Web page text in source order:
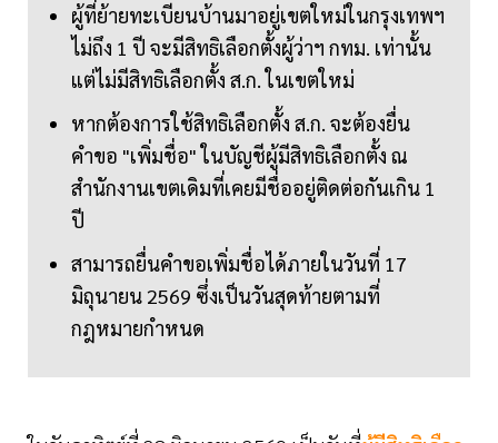
ผู้ที่ย้ายทะเบียนบ้านมาอยู่เขตใหม่ในกรุงเทพฯ
ไม่ถึง 1 ปี จะมีสิทธิเลือกตั้งผู้ว่าฯ กทม. เท่านั้น
แต่ไม่มีสิทธิเลือกตั้ง ส.ก. ในเขตใหม่
หากต้องการใช้สิทธิเลือกตั้ง ส.ก. จะต้องยื่น
คำขอ "เพิ่มชื่อ" ในบัญชีผู้มีสิทธิเลือกตั้ง ณ
สำนักงานเขตเดิมที่เคยมีชื่ออยู่ติดต่อกันเกิน 1
ปี
สามารถยื่นคำขอเพิ่มชื่อได้ภายในวันที่ 17
มิถุนายน 2569 ซึ่งเป็นวันสุดท้ายตามที่
กฎหมายกำหนด